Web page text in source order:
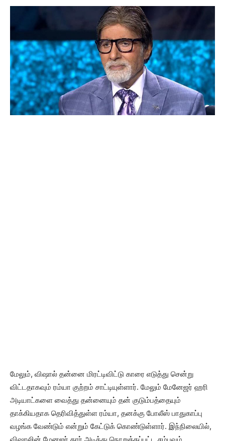
மேலும், விஷால் தன்னை மிரட்டிவிட்டு காரை எடுத்து சென்று
விட்டதாகவும் ரம்யா குற்றம் சாட்டியுள்ளார். மேலும் மேனேஜர் ஹரி
அடியாட்களை வைத்து தன்னையும் தன் குடும்பத்தையும்
தாக்கியதாக தெரிவித்துள்ள ரம்யா, தனக்கு போலீஸ் பாதுகாப்பு
வழங்க வேண்டும் என்றும் கேட்டுக் கொண்டுள்ளார். இந்நிலையில்,